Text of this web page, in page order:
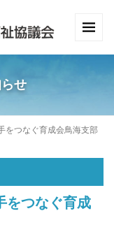
せ
をつなぐ育成会鳥海支部
をつなぐ育成